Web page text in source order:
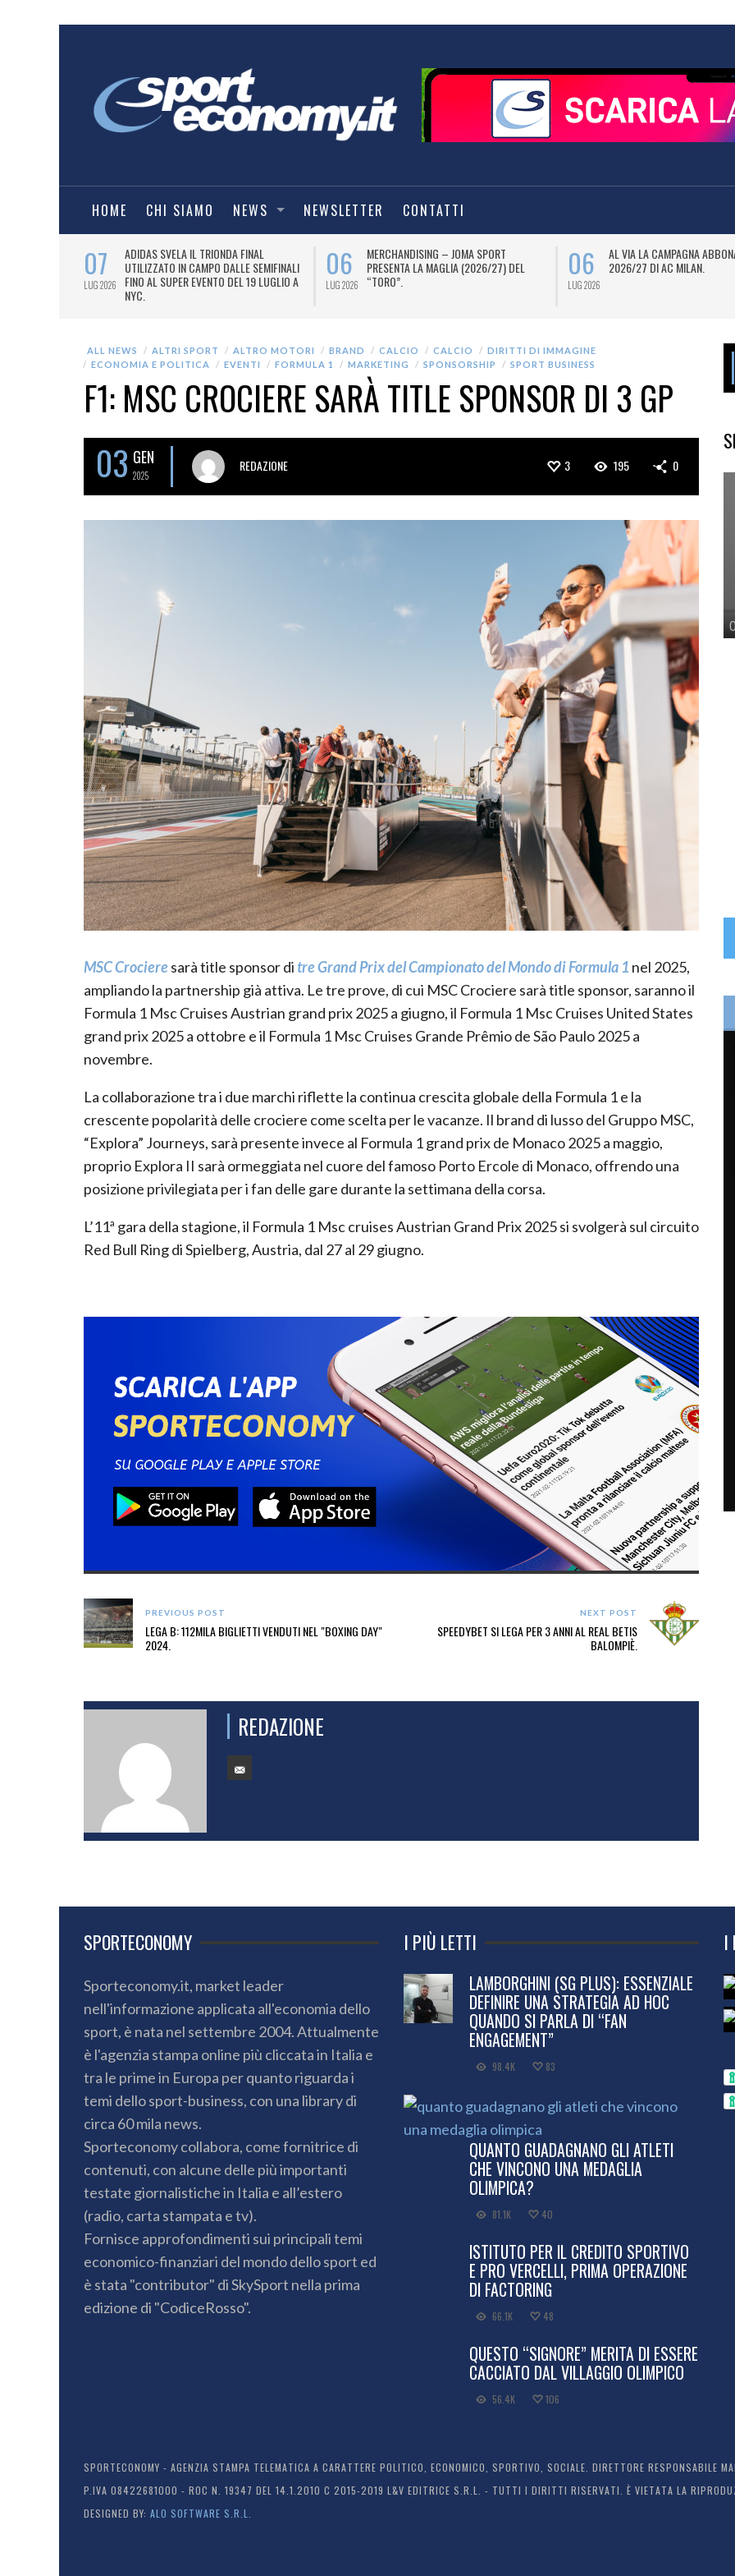
HOME CHI SIAMO NEWS NEWSLETTER CONTATTI
07
LUG 2026
ADIDAS SVELA IL TRIONDA FINAL
UTILIZZATO IN CAMPO DALLE SEMIFINALI
FINO AL SUPER EVENTO DEL 19 LUGLIO A
NYC.
06
LUG 2026
MERCHANDISING – JOMA SPORT
PRESENTA LA MAGLIA (2026/27) DEL
“TORO”.
06
LUG 2026
AL VIA LA CAMPAGNA
2026/27 DI AC MILAN.
ALL NEWS ALTRI SPORT ALTRO MOTORI BRAND CALCIO CALCIO
DIRITTI DI IMMAGINE
ECONOMIA E POLITICA
EVENTI FORMULA 1 MARKETING SPONSORSHIP SPORT BUSINESS
F1: MSC CROCIERE SARÀ TITLE SPONSOR DI 3 GP
03 GEN
2025
REDAZIONE 3 195 0
MSC Crocieresarà title sponsor di tre Grand Prix del Campionato del Mondo di Formula 1 nel 2025,
ampliando la partnership già attiva. Le tre prove, di cui MSC Crociere sarà title sponsor, saranno il
Formula 1 Msc Cruises Austrian grand prix 2025 a giugno, il Formula 1 Msc Cruises United States
grand prix 2025 a ottobre e il Formula 1 Msc Cruises Grande Prêmio de São Paulo 2025 a
novembre.
La collaborazione tra i due marchi riflette la continua crescita globale della Formula 1 e la
crescente popolarità delle crociere come scelta per le vacanze. Il brand di lusso del Gruppo MSC,
“Explora” Journeys, sarà presente invece al Formula 1 grand prix de Monaco 2025 a maggio,
proprio Explora II sarà ormeggiata nel cuore del famoso Porto Ercole di Monaco, offrendo una
posizione privilegiata per i fan delle gare durante la settimana della corsa.
L’11ª gara della stagione, il Formula 1 Msc cruises Austrian Grand Prix 2025 si svolgerà sul circuito
Red Bull Ring di Spielberg, Austria, dal 27 al 29 giugno.
PREVIOUS POST
LEGA B: 112MILA BIGLIETTI VENDUTI NEL "BOXING DAY"
2024.
NEXT POST
SPEEDYBET SI LEGA PER 3 ANNI AL REAL BETIS
BALOMPIÈ.
REDAZIONE
SPORTECONOMY
Sporteconomy.it, market leader
nell'informazione applicata all'economia dello
sport, è nata nel settembre 2004. Attualmente
è l'agenzia stampa online più cliccata in Italia e
tra le prime in Europa per quanto riguarda i
temi dello sport-business, con una library di
circa 60 mila news.
Sporteconomy collabora, come fornitrice di
contenuti, con alcune delle più importanti
testate giornalistiche in Italia e all’estero
(radio, carta stampata e tv).
Fornisce approfondimenti sui principali temi
economico-finanziari del mondo dello sport ed
è stata "contributor" di SkySport nella prima
edizione di "CodiceRosso".
I PIÙ LETTI
LAMBORGHINI (SG PLUS): ESSENZIALE
DEFINIRE UNA STRATEGIA AD HOC
QUANDO SI PARLA DI “FAN
ENGAGEMENT”
98.4K 83
QUANTO GUADAGNANO GLI ATLETI
CHE VINCONO UNA MEDAGLIA
OLIMPICA?
81.1K 40
ISTITUTO PER IL CREDITO SPORTIVO
E PRO VERCELLI, PRIMA OPERAZIONE
DI FACTORING
66.1K 48
QUESTO “SIGNORE” MERITA DI ESSERE
CACCIATO DAL VILLAGGIO OLIMPICO
56.4K 106
I
SPORTECONOMY - AGENZIA STAMPA TELEMATICA A CARATTERE POLITICO, ECONOMICO, SPORTIVO, SOCIALE. DIRETTORE
P.IVA 08422681000 - ROC N. 19347 DEL 14.1.2010 C 2015-2019 L&V EDITRICE S.R.L. - TUTTI I DIRITTI RISERVATI. È VIETATA LA
DESIGNED BY: ALO SOFTWARE S.R.L.